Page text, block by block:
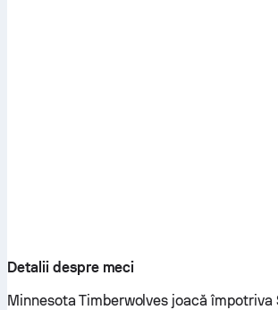
Detalii despre meci
Minnesota Timberwolves joacă împotriva